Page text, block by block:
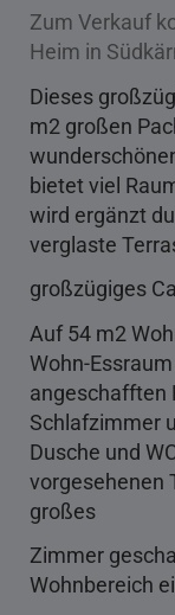
Zum Verkauf
Heim in
Dieses
m2 großen
bietet viel
wird ergänzt
verglaste
großzügiges
Auf 54 m2
Wohn-
angeschafften
Schlafzimmer
Dusche und
vorgesehenen
großes
Zimmer
Wohnbereich